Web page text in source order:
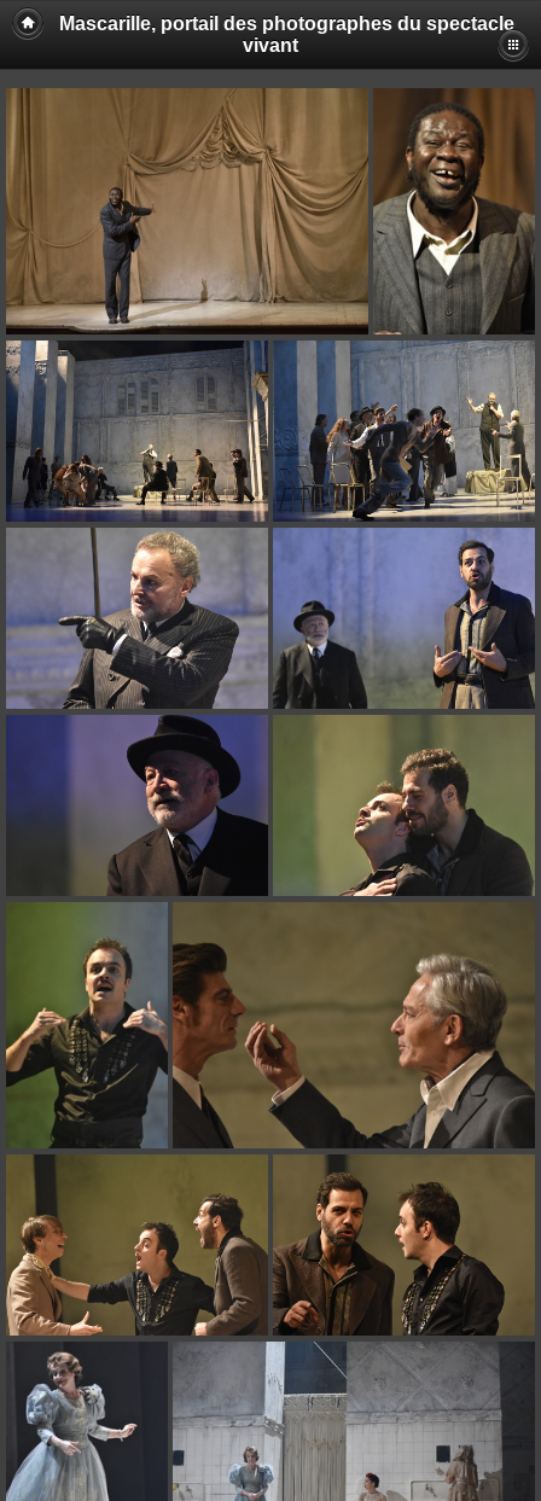
Mascarille, portail des photographes du spectacle
vivant